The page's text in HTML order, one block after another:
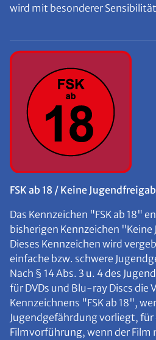
wird mit besonderer
FSK ab 18 / Keine
Das Kennzeichen "FSK ab 18"
bisherigen Kennzeichen
Dieses Kennzeichen wird
einfache bzw. schwere
Nach § 14 Abs. 3 u. 4 des
für DVDs und Blu-ray Discs die
Kennzeichnens "FSK ab 18",
Jugendgefährdung vorliegt,
Filmvorführung, wenn der Film